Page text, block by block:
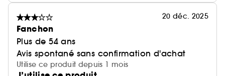
20 déc. 2025
Fanchon
Plus de 54 ans
Avis spontané sans confirmation d'achat
Utilise ce produit depuis 1 mois